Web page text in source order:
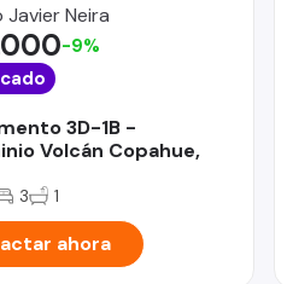
Javier Neira
3D-1B -
Volcán Copahue,
-9%
3 1
ahora